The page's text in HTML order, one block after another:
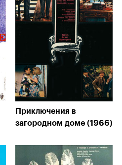
Приключения в
загородном доме (1966)